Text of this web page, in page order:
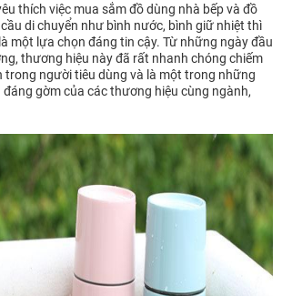
thích việc mua sắm đồ dùng nhà bếp và đồ
di chuyển như bình nước, bình giữ nhiệt thì
một lựa chọn đáng tin cậy. Từ những ngày đầu
thương hiệu này đã rất nhanh chóng chiếm
trong người tiêu dùng và là một trong những
gờm của các thương hiệu cùng ngành,